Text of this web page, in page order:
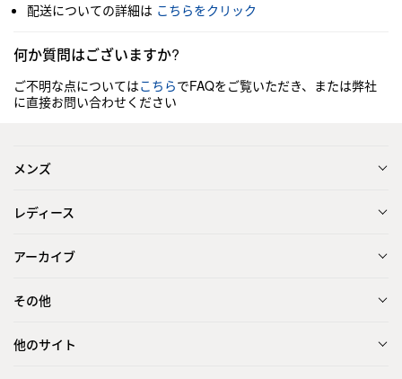
配送についての詳細は こちらをクリック
何か質問はございますか?
ご不明な点についてはこちらでFAQをご覧いただき、または弊社
に直接お問い合わせください
メンズ
レディース
アーカイブ
その他
他のサイト